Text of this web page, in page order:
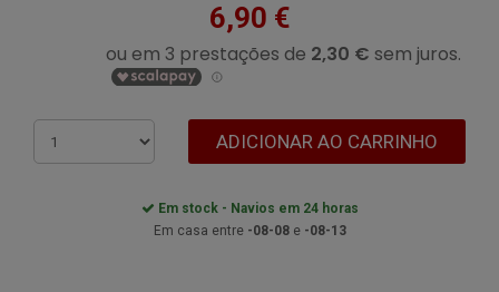
6,90 €
ADICIONAR AO CARRINHO
Em stock - Navios em 24 horas
Em casa entre -08-08e -08-13